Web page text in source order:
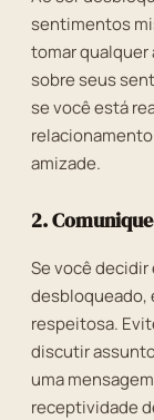
sentimentos
tomar
sobre seus
se você está
amizade.
2.
Se você
desbloqueado,
respeitosa.
discutir
uma
receptividade